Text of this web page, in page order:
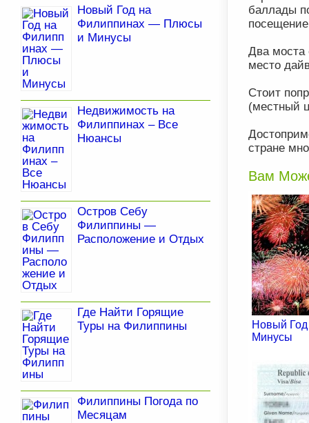
баллады
Два моста
место
Стоит
(местный
стране
Вам
Новый
Минусы
Новый Год на
Филиппинах — Плюсы
и Минусы
Недвижимость на
Филиппинах – Все
Нюансы
Остров Себу
Филиппины —
Расположение и Отдых
Где Найти Горящие
Туры на Филиппины
Филиппины Погода по
Месяцам